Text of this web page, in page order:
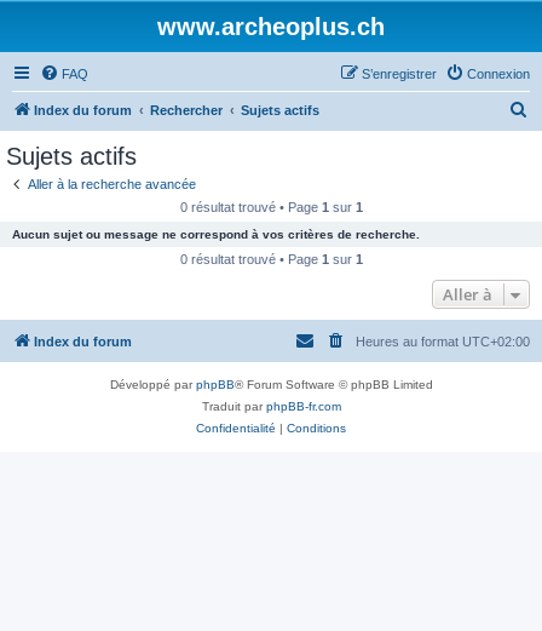
www.archeoplus.ch
FAQ Connexion
S’enregistrer
Index du forum Rechercher Sujets actifs
c
e
Sujets actifs
Aller à la recherche avancée
0 résultat trouvé • Page 1 sur 1
Aucun sujet ou message ne correspond à vos critères de recherche.
0 résultat trouvé • Page 1 sur 1
Aller à
Index du forum Heures au format UTC+02:00
Développé parphpBB® Forum Software © phpBB Limited
Traduit parphpBB-fr.com
Confidentialité | Conditions